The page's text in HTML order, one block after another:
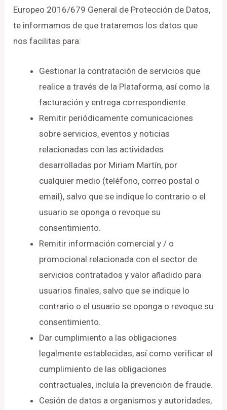
Europeo 2016/679 General de Protección de Datos,
te informamos de que trataremos los datos que
nos facilitas para:
Gestionar la contratación de servicios que
realice a través de la Plataforma, así como la
facturación y entrega correspondiente.
Remitir periódicamente comunicaciones
sobre servicios, eventos y noticias
relacionadas con las actividades
desarrolladas por Miriam Martín, por
cualquier medio (teléfono, correo postal o
email), salvo que se indique lo contrario o el
usuario se oponga o revoque su
consentimiento.
Remitir información comercial y / o
promocional relacionada con el sector de
servicios contratados y valor añadido para
usuarios finales, salvo que se indique lo
contrario o el usuario se oponga o revoque su
consentimiento.
Dar cumplimiento a las obligaciones
legalmente establecidas, así como verificar el
cumplimiento de las obligaciones
contractuales, incluía la prevención de fraude.
Cesión de datos a organismos y autoridades,